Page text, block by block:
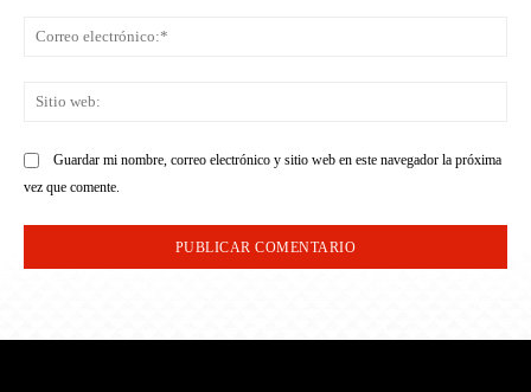
Guardar mi nombre, correo electrónico y sitio web en este navegador la próxima
vez que comente.